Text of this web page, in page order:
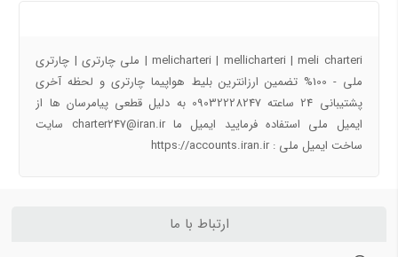
راهنمای سفر به شهرهای ایران و جهان با تیک بال
پروازهای دقیقه 90
آفر شگفت انگیز کیش به تهران دوشنبه 17 دی 97
melicharteri | mellicharteri | meli charteri | ملی چارتری | چارتری
ملی - 100% تضمین ارزانترین بلیط هواپیما چارتری و لحظه آخری
پشتیبانی 24 ساعته 09032228247 به دلیل قطعی پیامرسان ها از
ایمیل ملی استفاده فرمایید ایمیل ما charter247@iran.ir سایت
ساخت ایمیل ملی : https://accounts.iran.ir
ارتباط با ما